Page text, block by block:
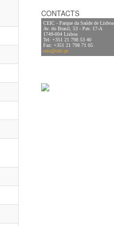
CONTACTS
CEIC - Parque da Saúde de Lisboa
Av. do Brasil, 53 - Pav. 17-A
1749-004 Lisboa
Tel: +351 21 798 53 40
Fax: +351 21 798 71 05
ceic@ceic.pt